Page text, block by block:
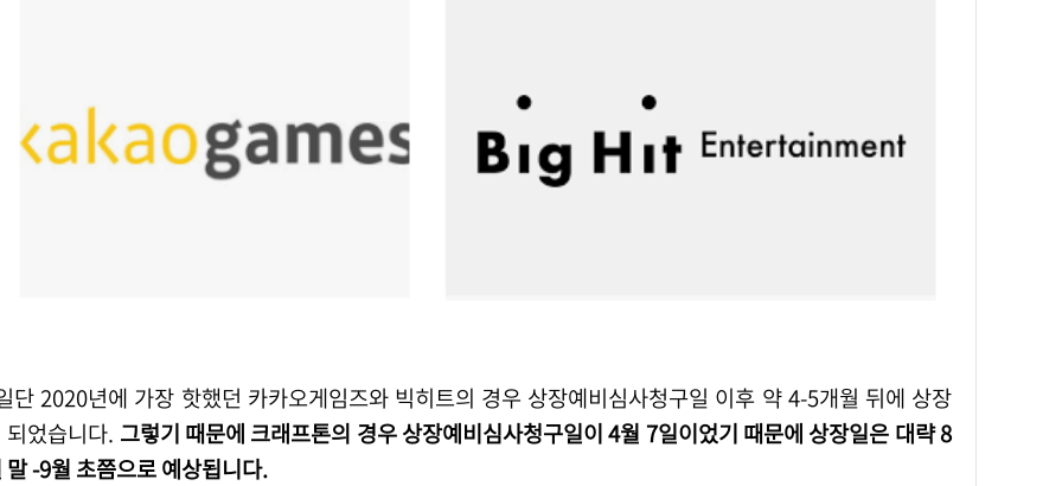
심사청구일 이후 약 4-5개월 뒤에 상장
되었습니다. 그렇기 때문에 크래프톤의 경우 상장예비심사청구일이 4월 7일이었기 때문에 상장일은 대략 8
말 -9월 초쯤으로 예상됩니다.